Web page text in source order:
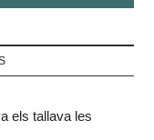
els tallava les